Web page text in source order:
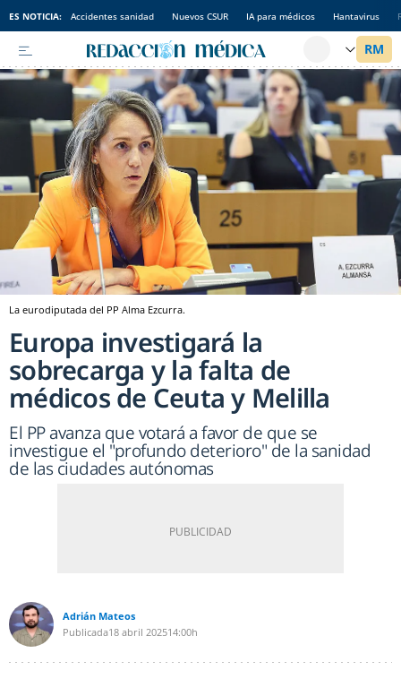
ES NOTICIA: Accidentes sanidad Nuevos CSUR IA para médicos Hantavirus
La eurodiputada del PP Alma Ezcurra.
Europa investigará la
sobrecarga y la falta de
médicos de Ceuta y Melilla
El PP avanza que votará a favor de que se
investigue el "profundo deterioro" de la sanidad
de las ciudades autónomas
Adrián Mateos
Publicada18 abril 202514:00h